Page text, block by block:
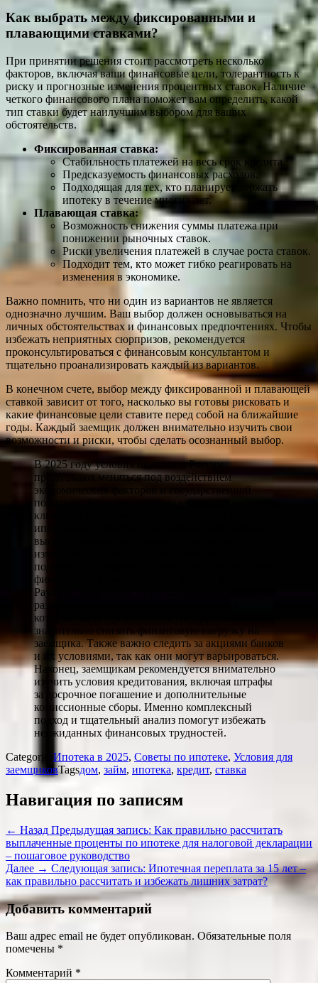
Как выбрать между фиксированными и
плавающими ставками?
При принятии решения стоит рассмотреть несколько
факторов, включая ваши финансовые цели, толерантность к
риску и прогнозные изменения процентных ставок. Наличие
четкого финансового плана поможет вам определить, какой
тип ставки будет наилучшим выбором для ваших
обстоятельств.
Фиксированная ставка:
Стабильность платежей на весь срок кредита.
Предсказуемость финансовых расходов.
Подходящая для тех, кто планирует держать
ипотеку в течение многих лет.
Плавающая ставка:
Возможность снижения суммы платежа при
понижении рыночных ставок.
Риски увеличения платежей в случае роста ставок.
Подходит тем, кто может гибко реагировать на
изменения в экономике.
Важно помнить, что ни один из вариантов не является
однозначно лучшим. Ваш выбор должен основываться на
личных обстоятельствах и финансовых предпочтениях. Чтобы
избежать неприятных сюрпризов, рекомендуется
проконсультироваться с финансовым консультантом и
тщательно проанализировать каждый из вариантов.
В конечном счете, выбор между фиксированной и плавающей
ставкой зависит от того, насколько вы готовы рисковать и
какие финансовые цели ставите перед собой на ближайшие
годы. Каждый заемщик должен внимательно изучить свои
возможности и риски, чтобы сделать осознанный выбор.
В 2025 году условия ипотеки в России
продолжают меняться под воздействием
экономических факторов и государственной
политики. Заемщикам важно учитывать несколько
ключевых аспектов. Во-первых, ставки по
ипотечным кредитам остаются на относительно
высоком уровне, что связано с инфляцией и
изменениями в монетарной политике. Это
подчеркивает важность тщательной оценки своих
финансовых возможностей и расчета Monthly
Payment. Во-вторых, стоит обратить внимание на
различные программы льготного ипотеки,
которые часто предлагаются государством и могут
значительно снизить финансовую нагрузку на
заемщика. Также важно следить за акциями банков
и их условиями, так как они могут варьироваться.
Наконец, заемщикам рекомендуется внимательно
изучить условия кредитования, включая штрафы
за досрочное погашение и дополнительные
комиссионные сборы. Именно комплексный
подход и тщательный анализ помогут избежать
неожиданных финансовых трудностей.
Categories Ипотека в 2025, Советы по ипотеке, Условия для
заемщиковTagsдом, займ, ипотека, кредит, ставка
Навигация по записям
← Назад Предыдущая запись: Как правильно рассчитать
выплаченные проценты по ипотеке для налоговой декларации
– пошаговое руководство
Далее → Следующая запись: Ипотечная переплата за 15 лет –
как правильно рассчитать и избежать лишних затрат?
Добавить комментарий
Ваш адрес email не будет опубликован. Обязательные поля
помечены *
Комментарий *